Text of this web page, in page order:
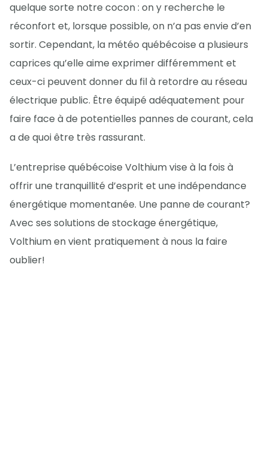
quelque sorte notre cocon : on y recherche le
réconfort et, lorsque possible, on n’a pas envie d’en
sortir. Cependant, la météo québécoise a plusieurs
caprices qu’elle aime exprimer différemment et
ceux-ci peuvent donner du fil à retordre au réseau
électrique public. Être équipé adéquatement pour
faire face à de potentielles pannes de courant, cela
a de quoi être très rassurant.
L’entreprise québécoise Volthium vise à la fois à
offrir une tranquillité d’esprit et une indépendance
énergétique momentanée. Une panne de courant?
Avec ses solutions de stockage énergétique,
Volthium en vient pratiquement à nous la faire
oublier!